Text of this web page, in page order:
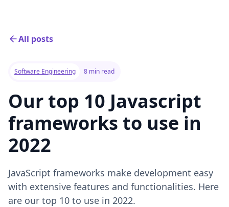
All posts
Software Engineering 8 min read
Our top 10 Javascript
frameworks to use in
2022
JavaScript frameworks make development easy
with extensive features and functionalities. Here
are our top 10 to use in 2022.